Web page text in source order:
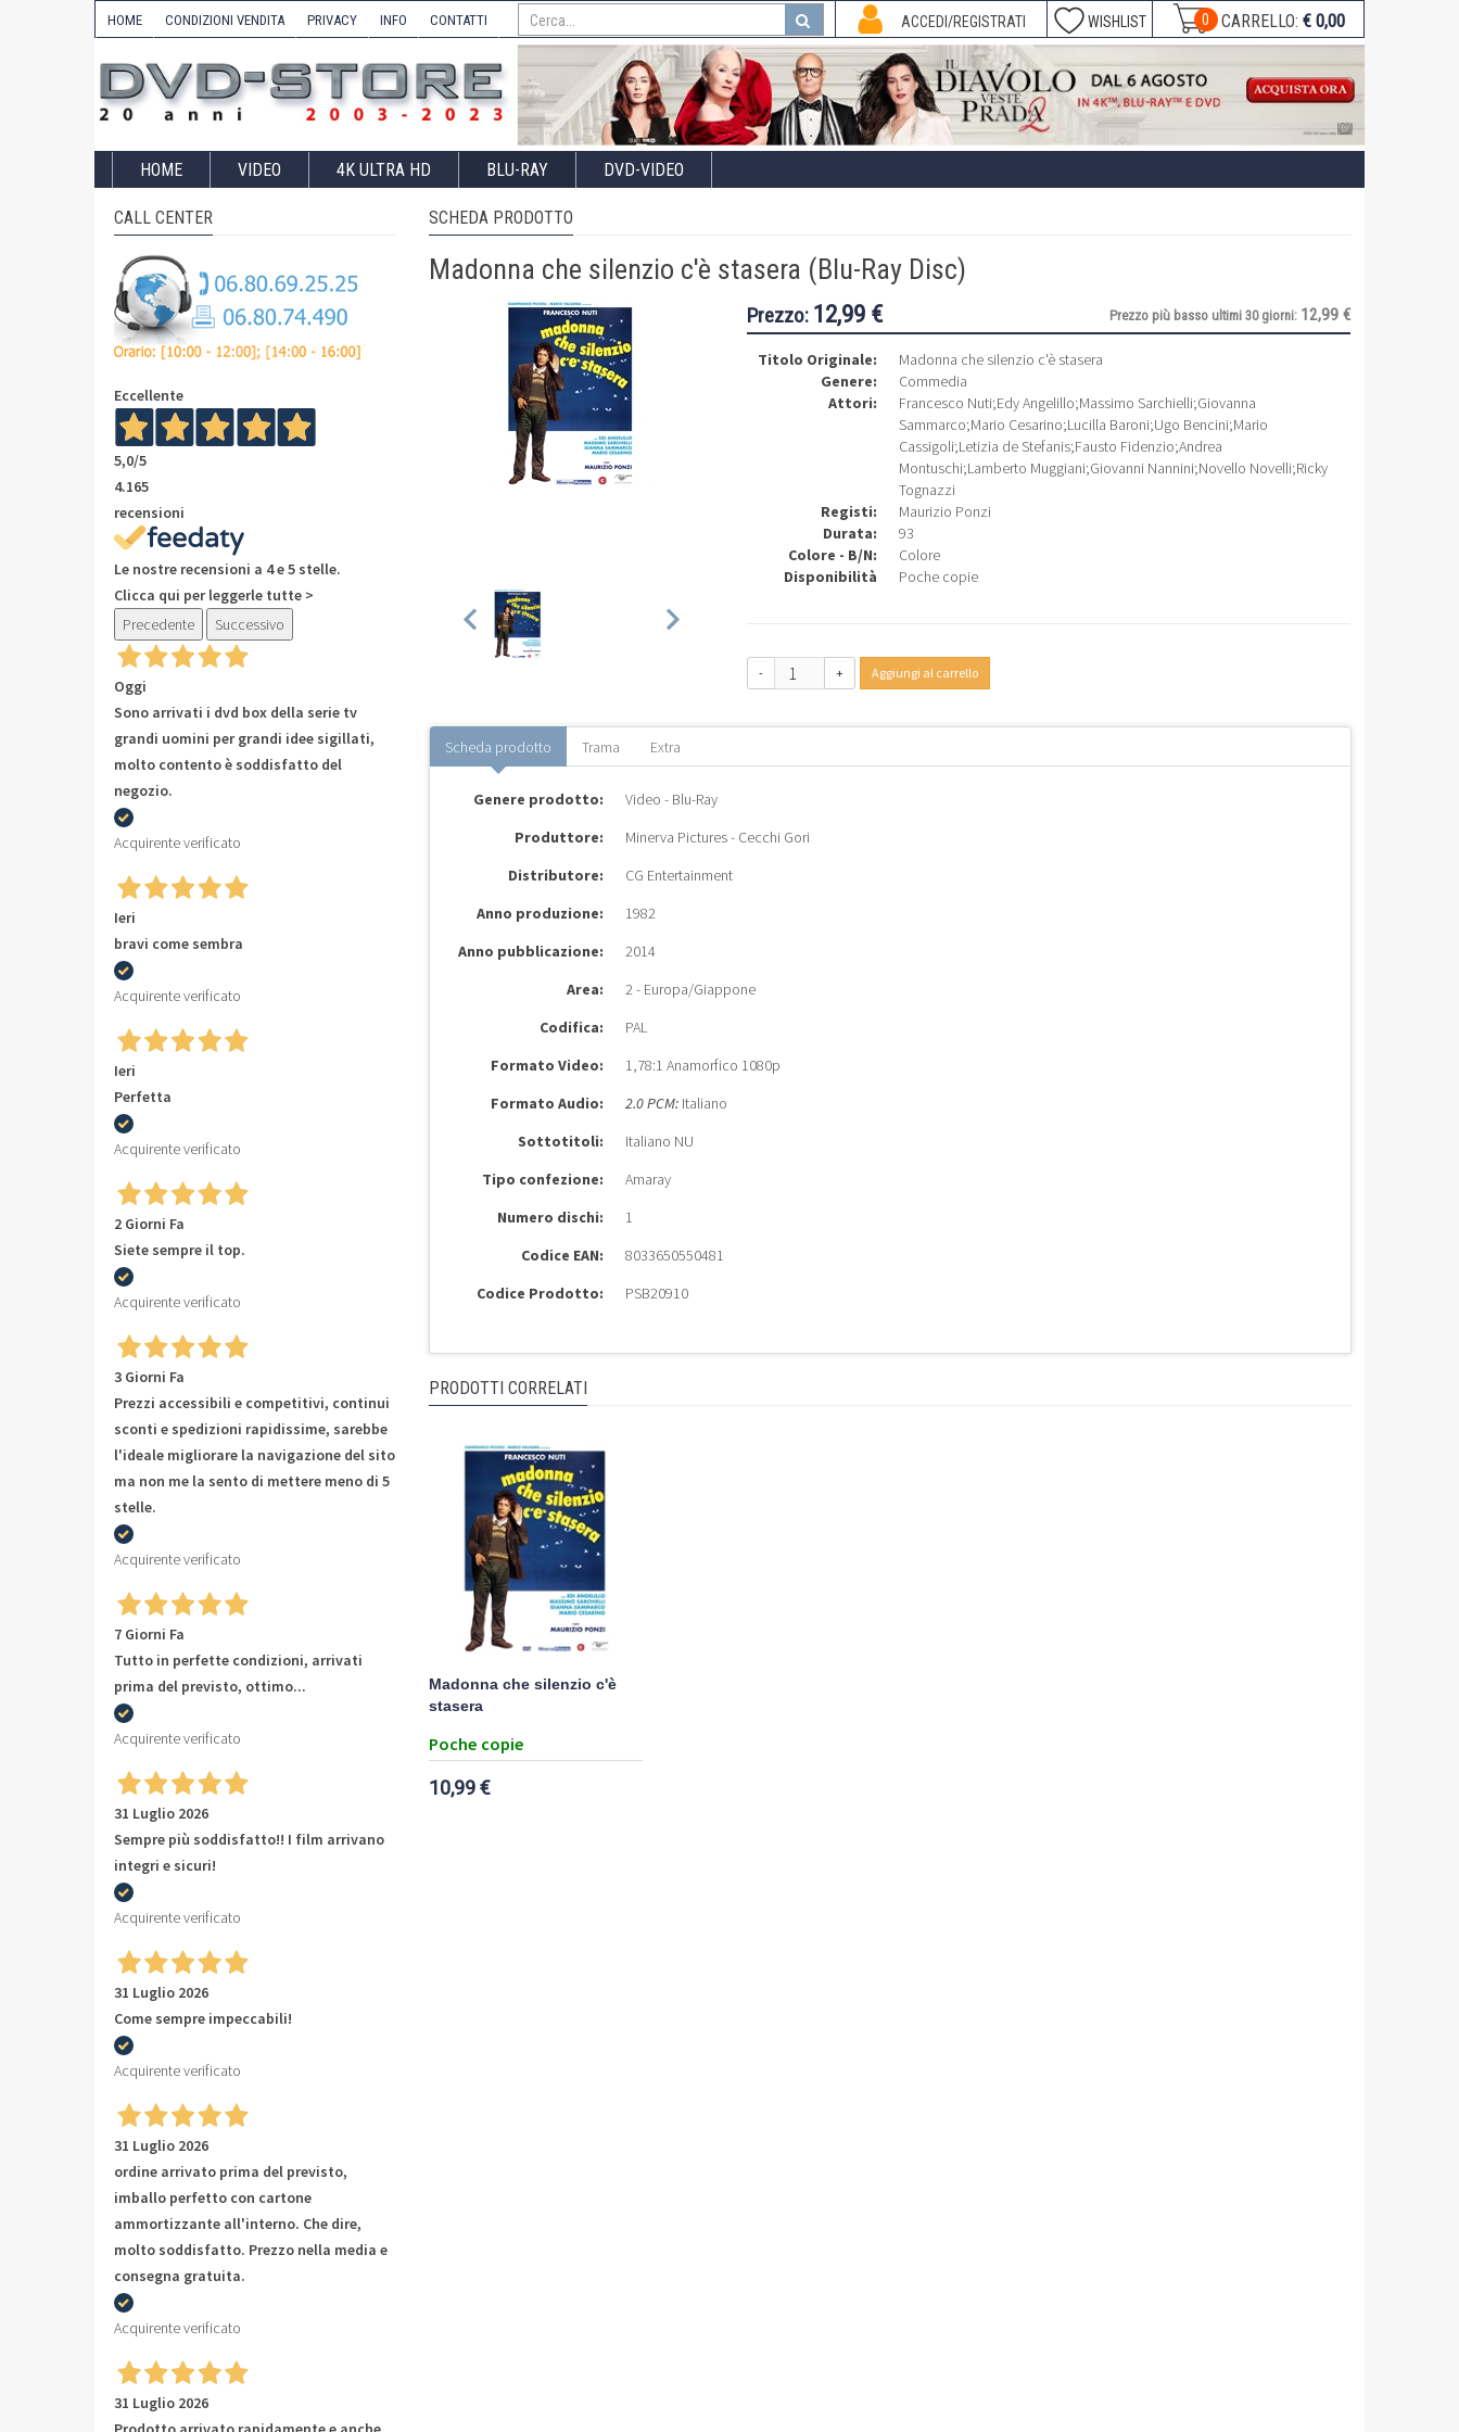
HOME CONDIZIONI VENDITA PRIVACY INFO CONTATTI 0 CARRELLO: € 0,00
WISHLIST
ACCEDI/REGISTRATI
HOME VIDEO 4K ULTRA HD BLU-RAY DVD-VIDEO
SCHEDA PRODOTTO
Madonna che silenzio c'è stasera (Blu-Ray Disc)
Prezzo: 12,99 € Prezzo più basso ultimi 30 giorni: 12,99 €
Titolo Originale:
Madonna che silenzio c'è stasera
Genere:
Commedia
Attori:
Francesco Nuti;Edy Angelillo;Massimo Sarchielli;Giovanna
Sammarco;Mario Cesarino;Lucilla Baroni;Ugo Bencini;Mario
Cassigoli;Letizia de Stefanis;Fausto Fidenzio;Andrea
Montuschi;Lamberto Muggiani;Giovanni Nannini;Novello Novelli;Ricky
Tognazzi
Registi:
Maurizio Ponzi
Durata:
93
Colore - B/N:
Colore
Disponibilità
Poche copie
- + Aggiungi al carrello
Scheda prodotto Trama Extra
Genere prodotto:
Video - Blu-Ray
Produttore:
Minerva Pictures - Cecchi Gori
Distributore:
CG Entertainment
Anno produzione:
1982
Anno pubblicazione:
2014
Area:
2 - Europa/Giappone
Codifica:
PAL
Formato Video:
1,78:1 Anamorfico 1080p
Formato Audio:
2.0 PCM:Italiano
Sottotitoli:
Italiano NU
Tipo confezione:
Amaray
Numero dischi:
1
Codice EAN:
8033650550481
Codice Prodotto:
PSB20910
PRODOTTI CORRELATI
Madonna che silenzio c'è
stasera
Poche copie
10,99 €
CALL CENTER
Eccellente
5,0/5
4.165
recensioni
Le nostre recensioni a 4 e 5 stelle.
Clicca qui per leggerle tutte >
Precedente
Successivo
Oggi
Sono arrivati i dvd box della serie tv
grandi uomini per grandi idee sigillati,
molto contento è soddisfatto del
negozio.
Acquirente verificato
Ieri
bravi come sembra
Acquirente verificato
Ieri
Perfetta
Acquirente verificato
2 Giorni Fa
Siete sempre il top.
Acquirente verificato
3 Giorni Fa
Prezzi accessibili e competitivi, continui
sconti e spedizioni rapidissime, sarebbe
l'ideale migliorare la navigazione del sito
ma non me la sento di mettere meno di 5
stelle.
Acquirente verificato
7 Giorni Fa
Tutto in perfette condizioni, arrivati
prima del previsto, ottimo...
Acquirente verificato
31 Luglio 2026
Sempre più soddisfatto!! I film arrivano
integri e sicuri!
Acquirente verificato
31 Luglio 2026
Come sempre impeccabili!
Acquirente verificato
31 Luglio 2026
ordine arrivato prima del previsto,
imballo perfetto con cartone
ammortizzante all'interno. Che dire,
molto soddisfatto. Prezzo nella media e
consegna gratuita.
Acquirente verificato
31 Luglio 2026